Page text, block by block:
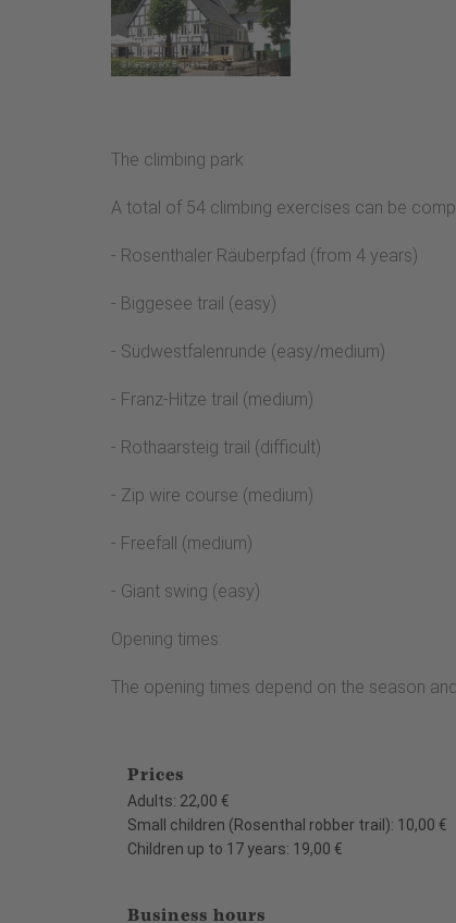
The climbing park
A total of 54 climbing exercises can be
- Rosenthaler Räuberpfad (from 4 years)
- Biggesee trail (easy)
- Südwestfalenrunde (easy/medium)
- Franz-Hitze trail (medium)
- Rothaarsteig trail (difficult)
- Zip wire course (medium)
- Freefall (medium)
- Giant swing (easy)
Opening times:
The opening times depend on the season
Prices
Adults: 22,00 €
Small children (Rosenthal robber trail): 10,00 €
Children up to 17 years: 19,00 €
Business hours